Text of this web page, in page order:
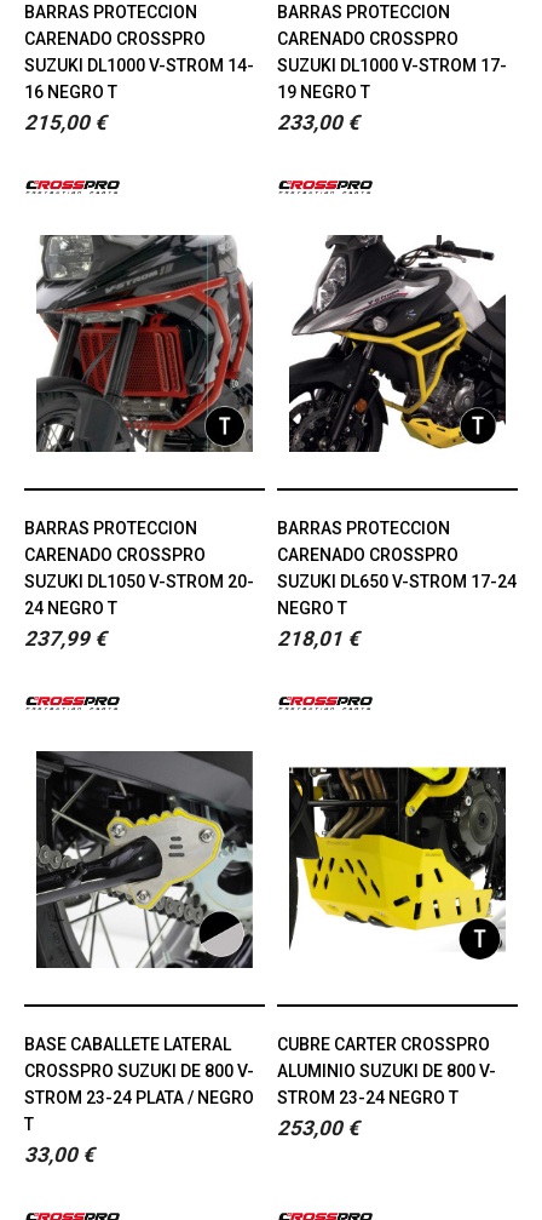
BARRAS PROTECCION
CARENADO CROSSPRO
SUZUKI DL1000 V-STROM 14-
16 NEGRO T
215,00 €
BARRAS PROTECCION
CARENADO CROSSPRO
SUZUKI DL1000 V-STROM 17-
19 NEGRO T
233,00 €
BARRAS PROTECCION
CARENADO CROSSPRO
SUZUKI DL1050 V-STROM 20-
24 NEGRO T
237,99 €
BARRAS PROTECCION
CARENADO CROSSPRO
SUZUKI DL650 V-STROM 17-24
NEGRO T
218,01 €
BASE CABALLETE LATERAL
CROSSPRO SUZUKI DE 800 V-
STROM 23-24 PLATA / NEGRO
T
33,00 €
CUBRE CARTER CROSSPRO
ALUMINIO SUZUKI DE 800 V-
STROM 23-24 NEGRO T
253,00 €